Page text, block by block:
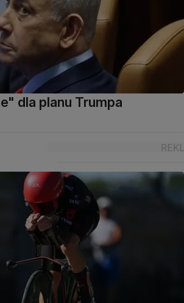
dla planu Trumpa